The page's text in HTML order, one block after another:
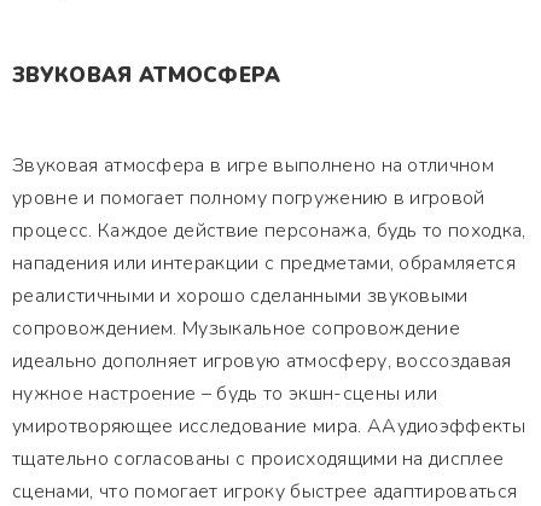
ЗВУКОВАЯ АТМОСФЕРА
Звуковая атмосфера в игре выполнено на отличном
уровне и помогает полному погружению в игровой
процесс. Каждое действие персонажа, будь то походка,
нападения или интеракции с предметами, обрамляется
реалистичными и хорошо сделанными звуковыми
сопровождением. Музыкальное сопровождение
идеально дополняет игровую атмосферу, воссоздавая
нужное настроение – будь то экшн-сцены или
умиротворяющее исследование мира. ААудиоэффекты
тщательно согласованы с происходящими на дисплее
сценами, что помогает игроку быстрее адаптироваться